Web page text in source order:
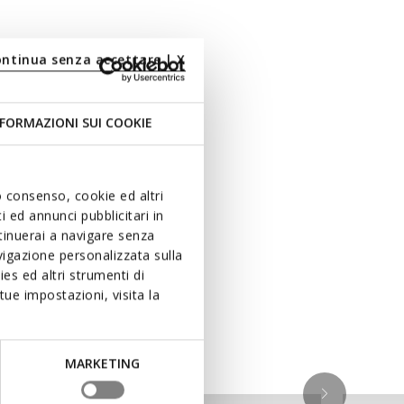
SUI COOKIE
cookie ed altri
annunci pubblicitari in
a navigare senza
personalizzata sulla
ed altri strumenti di
impostazioni, visita la
MARKETING
senza accettare | X